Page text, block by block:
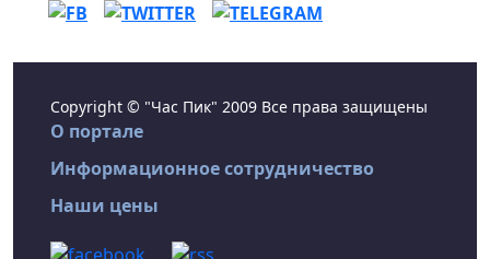
Copyright © "Час Пик" 2009 Все права защищены
О портале
Информационное сотрудничество
Наши цены